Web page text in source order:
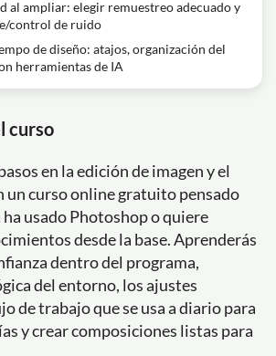
al ampliar: elegir remuestreo adecuado y
control de ruido
de diseño: atajos, organización del
herramientas de IA
curso
en la edición de imagen y el
un curso online gratuito pensado
usado Photoshop o quiere
desde la base. Aprenderás
dentro del programa,
del entorno, los ajustes
de trabajo que se usa a diario para
y crear composiciones listas para